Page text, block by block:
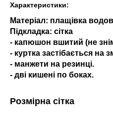
Характеристики:
Матеріал: плащівка
Підкладка: сітка
- капюшон вшитий (не
- куртка застібається на
- манжети на резинці.
- дві кишені по боках.
Розмірна сітка